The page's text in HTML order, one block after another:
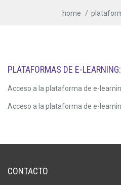
home
PLATAFORMAS DE E-LEARNING:
Acceso a la plataforma de e-
Acceso a la plataforma de e-
CONTACTO